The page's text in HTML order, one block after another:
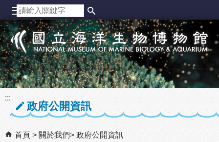
跳到主要內容區塊
:::
政府公開資訊
首頁 關於我們 政府公開資訊